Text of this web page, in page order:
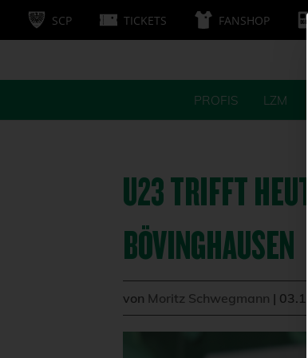
SCP TICKETS FANSHOP
PROFIS LZM
U23 TRIFFT
BÖVINGHAUSEN
von Moritz Schwegmann |